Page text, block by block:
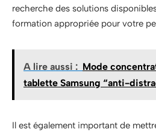
recherche des solutions
formation appropriée pour votre
A lire aussi : Mode
tablette Samsung “anti-
Il est également important de